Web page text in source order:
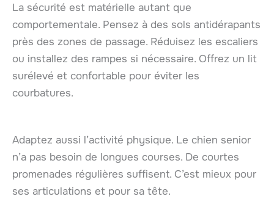
La sécurité est matérielle autant que
comportementale. Pensez à des sols antidérapants
près des zones de passage. Réduisez les escaliers
ou installez des rampes si nécessaire. Offrez un lit
surélevé et confortable pour éviter les
courbatures.
Adaptez aussi l’activité physique. Le chien senior
n’a pas besoin de longues courses. De courtes
promenades régulières suffisent. C’est mieux pour
ses articulations et pour sa tête.